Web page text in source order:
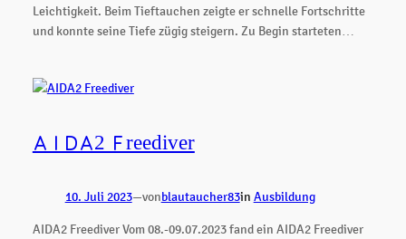
Leichtigkeit. Beim Tieftauchen zeigte er schnelle Fortschritte
und konnte seine Tiefe zügig steigern. Zu Begin starteten…
AIDA2 Freediver
10. Juli 2023—vonblautaucher83in Ausbildung
AIDA2 Freediver Vom 08.-09.07.2023 fand ein AIDA2 Freediver